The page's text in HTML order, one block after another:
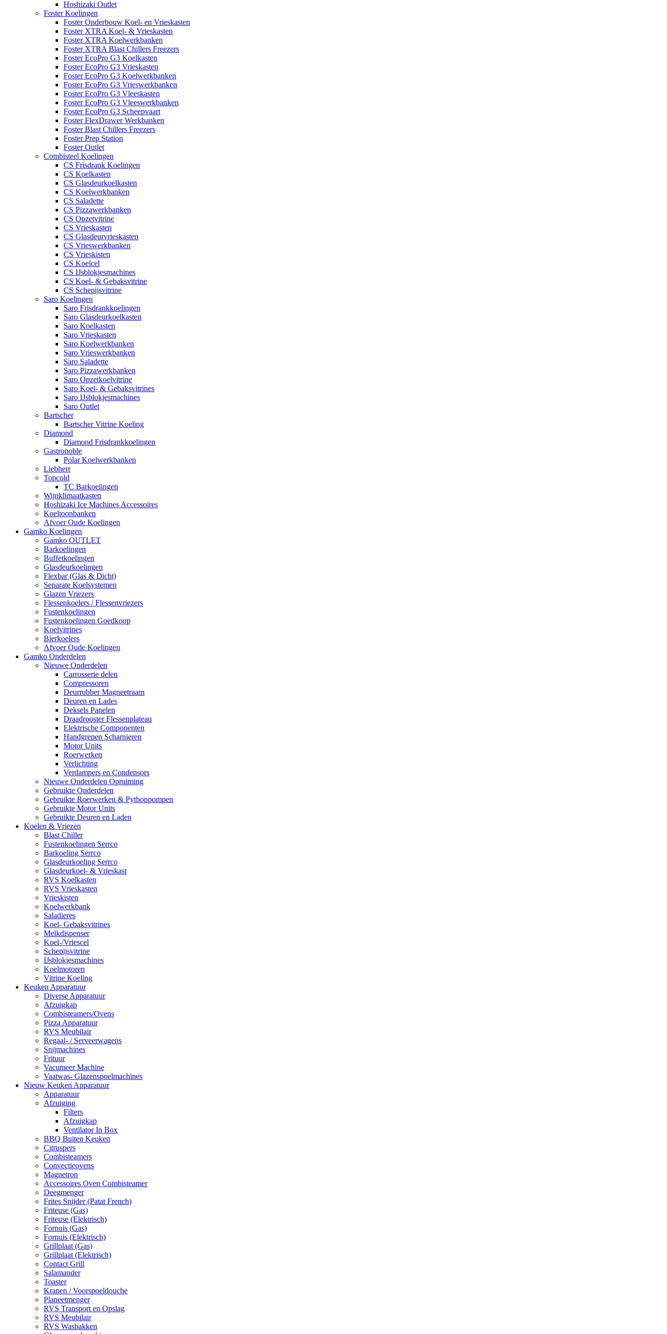
Hoshizaki Outlet
Foster Koelingen
Foster Onderbouw Koel- en Vrieskasten
Foster XTRA Koel- & Vrieskasten
Foster XTRA Koelwerkbanken
Foster XTRA Blast Chillers Freezers
Foster EcoPro G3 Koelkasten
Foster EcoPro G3 Vrieskasten
Foster EcoPro G3 Koelwerkbanken
Foster EcoPro G3 Vrieswerkbanken
Foster EcoPro G3 Vleeskasten
Foster EcoPro G3 Vleeswerkbanken
Foster EcoPro G3 Scheepvaart
Foster FlexDrawer Werkbanken
Foster Blast Chillers Freezers
Foster Prep Station
Foster Outlet
Combisteel Koelingen
CS Frisdrank Koelingen
CS Koelkasten
CS Glasdeurkoelkasten
CS Koelwerkbanken
CS Saladette
CS Pizzawerkbanken
CS Opzetvitrine
CS Vrieskasten
CS Glasdeurvrieskasten
CS Vrieswerkbanken
CS Vrieskisten
CS Koelcel
CS IJsblokjesmachines
CS Koel- & Gebaksvitrine
CS Schepijsvitrine
Saro Koelingen
Saro Frisdrankkoelingen
Saro Glasdeurkoelkasten
Saro Koelkasten
Saro Vrieskasten
Saro Koelwerkbanken
Saro Vrieswerkbanken
Saro Saladette
Saro Pizzawerkbanken
Saro Opzetkoelvitrine
Saro Koel- & Gebaksvitrines
Saro IJsblokjesmachines
Saro Outlet
Bartscher
Bartscher Vitrine Koeling
Diamond
Diamond Frisdrankkoelingen
Gastronoble
Polar Koelwerkbanken
Liebherr
Topcold
TC Barkoelingen
Wijnklimaatkasten
Hoshizaki Ice Machines Accessoires
Koeltoonbanken
Afvoer Oude Koelingen
Gamko Koelingen
Gamko OUTLET
Barkoelingen
Buffetkoelingen
Glasdeurkoelingen
Flexbar (Glas & Dicht)
Separate Koelsystemen
Glazen Vriezers
Flessenkoelers / Flessenvriezers
Fustenkoelingen
Fustenkoelingen Goedkoop
Koelvitrines
Bierkoelers
Afvoer Oude Koelingen
Gamko Onderdelen
Nieuwe Onderdelen
Carrosserie delen
Compressoren
Deurrubber Magneetraam
Deuren en Lades
Deksels Panelen
Draadrooster Flessenplateau
Elektrische Componenten
Handgrepen Scharnieren
Motor Units
Roerwerken
Verlichting
Verdampers en Condensors
Nieuwe Onderdelen Opruiming
Gebruikte Onderdelen
Gebruikte Roerwerken & Pythonpompen
Gebruikte Motor Units
Gebruikte Deuren en Laden
Koelen & Vriezen
Blast Chiller
Fustenkoelingen Serrco
Barkoeling Serrco
Glasdeurkoeling Serrco
Glasdeurkoel- & Vrieskast
RVS Koelkasten
RVS Vrieskasten
Vrieskisten
Koelwerkbank
Saladieres
Koel- Gebaksvitrines
Melkdispenser
Koel-/Vriescel
Schepijsvitrine
IJsblokjesmachines
Koelmotoren
Vitrine Koeling
Keuken Apparatuur
Diverse Apparatuur
Afzuigkap
Combisteamers/Ovens
Pizza Apparatuur
RVS Meubilair
Regaal- / Serveerwagens
Snijmachines
Frituur
Vacumeer Machine
Vaatwas- Glazenspoelmachines
Nieuw Keuken Apparatuur
Apparatuur
Afzuiging
Filters
Afzuigkap
Ventilator In Box
BBQ Buiten Keuken
Citruspers
Combisteamers
Convectieovens
Magnetron
Accessoires Oven Combisteamer
Deegmenger
Frites Snijder (Patat French)
Friteuse (Gas)
Friteuse (Elektrisch)
Fornuis (Gas)
Fornuis (Elektrisch)
Grillplaat (Gas)
Grillplaat (Elektrisch)
Contact Grill
Salamander
Toaster
Kranen / Voorspoeldouche
Planeetmenger
RVS Transport en Opslag
RVS Meubilair
RVS Wasbakken